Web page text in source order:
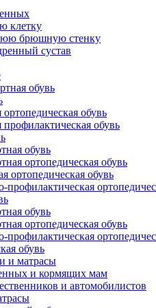
клетку
брюшную стенку
сустав
обувь
ортопедическая обувь
профилактическая обувь
обувь
ортопедическая обувь
ортопедическая обувь
профилактическая
обувь
ортопедическая обувь
профилактическая
обувь
и матрасы
и кормящих мам
и автомобилистов